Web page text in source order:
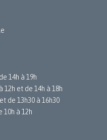
14h à 19h
12h et de 14h à 18h
de 13h30 à 16h30
10h à 12h